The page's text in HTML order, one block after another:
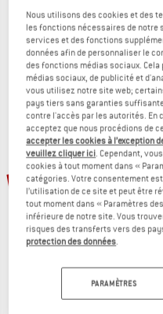
STOIC
Merino Outdoor Crew Socks
Chaussettes de randonnée
24,95 €à partir de 11,23 €
4,6(106)
-55 %
STOIC
Nous utilisons des cookies et des
les fonctions nécessaires de notre
services et des fonctions
données afin de personnaliser le
des fonctions médias sociaux.
médias sociaux, de publicité et
vous utilisez notre site web;
pays tiers sans garanties
contre l'accès par les autorités. En
acceptez que nous procédions de
accepter les cookies à l’exception
veuillez cliquer ici. Cependant,
cookies à tout moment dans «
catégories. Votre consentement
l’utilisation de ce site et peut être
tout moment dans « Paramètres
inférieure de notre site. Vous
risques des transferts vers des
protection des données.
PARAMÈTRES